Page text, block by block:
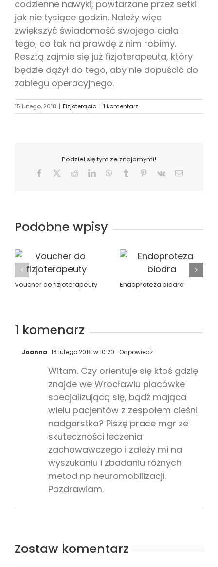
codzienne nawyki, powtarzane przez setki
jak nie tysiące godzin. Należy więc
zwiększyć świadomość swojego ciała i
tego, co tak na prawdę z nim robimy.
Resztą zajmie się już fizjoterapeuta, który
będzie dążył do tego, aby nie dopuścić do
zabiegu operacyjnego.
15 lutego, 2018 | Fizjoterapia | 1 komentarz
Podziel się tym ze znajomymi!
Facebook RedditLinkedInWhatsApp
Tumblr Pinterest
Vk Email
Podobne wpisy
Voucher do fizjoterapeuty Endoproteza biodra
1 komenarz
Joanna 16 lutego 2018 w 10:20- Odpowiedz
Witam. Czy orientuje się ktoś gdzię
znajde we Wrocławiu placówke
specjalizującą się, bądź mająca
wielu pacjentów z zespołem cieśni
nadgarstka? Piszę prace mgr ze
skuteczności leczenia
zachowawczego i zależy mi na
wyszukaniu i zbadaniu różnych
metod np neuromobilizacji.
Pozdrawiam.
Zostaw komentarz